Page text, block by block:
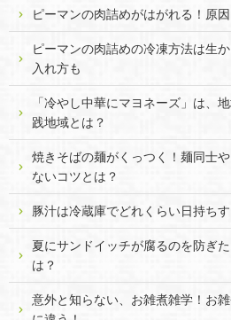
ピーマンの肉詰めがはがれる！原
ピーマンの肉詰めの冷凍方法は生
入れ方も
「冷やし中華にマヨネーズ」は、
践地域とは？
焼きそばの麺がくっつく！麺同士
ないコツとは？
豚汁は冷蔵庫でどれくらい日持ち
夏にサンドイッチが腐るのを防ぎ
は？
意外と知らない、お雑煮雑学！お